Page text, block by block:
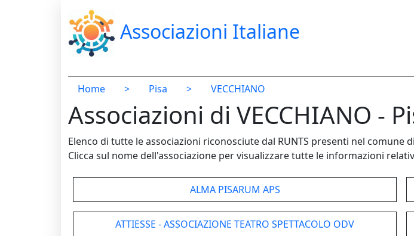
Associazioni Italiane
Home > Pisa > VECCHIANO
Associazioni di VECCHIANO -
Elenco di tutte le associazioni riconosciute dal RUNTS presenti nel comune di
Clicca sul nome dell'associazione per visualizzare tutte le informazioni
ALMA PISARUM APS
ATTIESSE - ASSOCIAZIONE TEATRO SPETTACOLO ODV